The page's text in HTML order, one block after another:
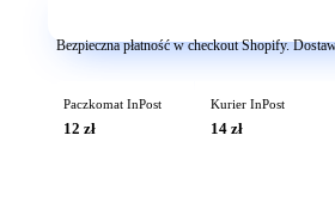
Bezpieczna płatność w checkout Shopify.
Paczkomat InPost
12 zł
Kurier InPost
14 zł